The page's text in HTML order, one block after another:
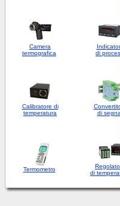
Camera
termografica
di
Calibratore di
temperatura
di
Termometro
di